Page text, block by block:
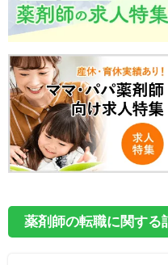
薬剤師の転職に関する